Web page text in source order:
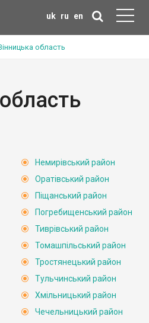
uk ru en
область
Немирівський район
Оратівський район
Піщанський район
Погребищенський район
Тиврівський район
Томашпільський район
Тростянецький район
Тульчинський район
Хмільницький район
Чечельницький район